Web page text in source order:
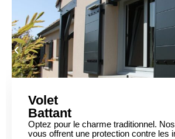
Volet
Battant
Optez pour le charme traditionnel.
vous offrent une protection contre les